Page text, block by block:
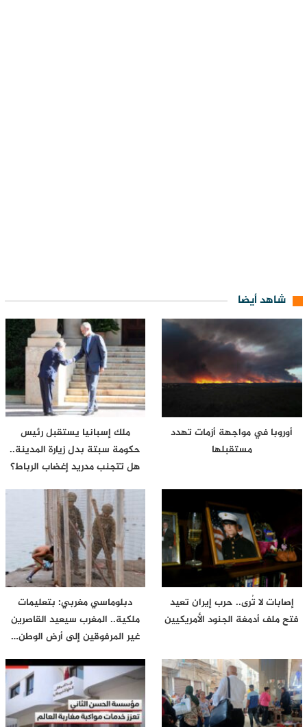
شاهد أيضا
أوروبا في مواجهة أزمات تهدد
مستقبلها
ملك إسبانيا يستقبل رئيس
حكومة سبتة بدل زيارة المدينة..
هل تتجنب مدريد إغضاب الرباط؟
إصابات لا تُرى.. حرب إيران تعيد
فتح ملف أدمغة الجنود الأمريكيين
دبلوماسي مغربي: بتعليمات
ملكية.. المغرب سيعيد القاصرين
غير المرفوقين إلى أرض الوطن…